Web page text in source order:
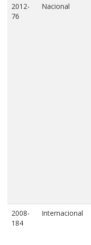
2012-
76
Nacional
2008-
184
Internacional